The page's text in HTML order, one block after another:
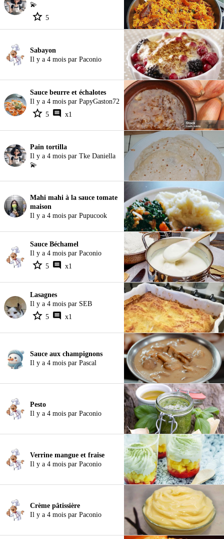
💫
5
Sabayon
Il y a 4 mois par Paconio
Sauce beurre et échalotes
Il y a 4 mois par PapyGaston72
5
x1
Pain tortilla
Il y a 4 mois par Tke Daniella
💫
Mahi mahi à la sauce tomate
maison
Il y a 4 mois par Pupucook
Sauce Béchamel
Il y a 4 mois par Paconio
5
x1
Lasagnes
Il y a 4 mois par SEB
5
x1
Sauce aux champignons
Il y a 4 mois par Pascal
Pesto
Il y a 4 mois par Paconio
Verrine mangue et fraise
Il y a 4 mois par Paconio
Crème pâtissière
Il y a 4 mois par Paconio